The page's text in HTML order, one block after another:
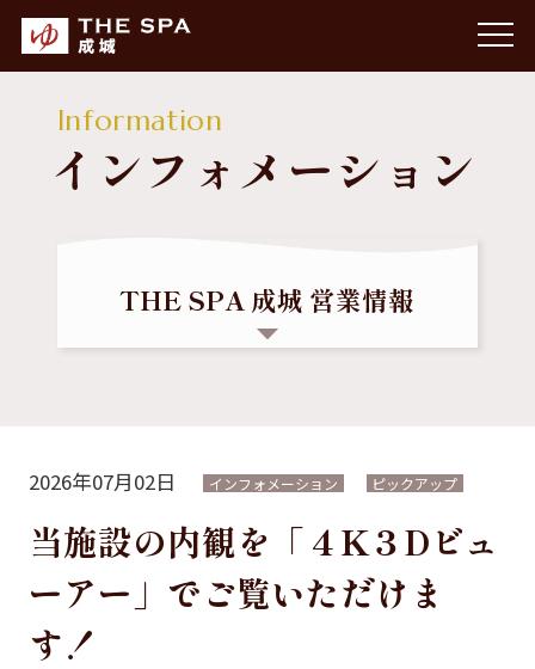
Information
インフォメーション
THE SPA 成城 営業情報
【朝風呂】 7:00～10:00（土日祝のみ営業）
朝風呂最終チェックイン：9:30
2026年07月02日 インフォメーション ピックアップ
当施設の内観を「４K３Dビュ
ーアー」でご覧いただけま
す！